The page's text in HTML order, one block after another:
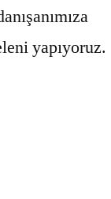
yapıyoruz.